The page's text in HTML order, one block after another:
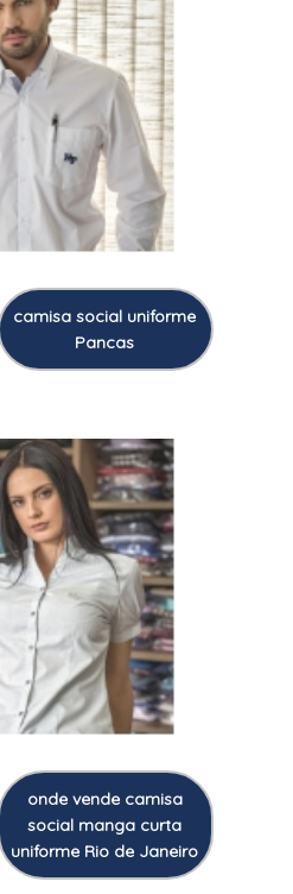
camisa social uniforme
Pancas
onde vende camisa
social manga curta
uniforme Rio de Janeiro